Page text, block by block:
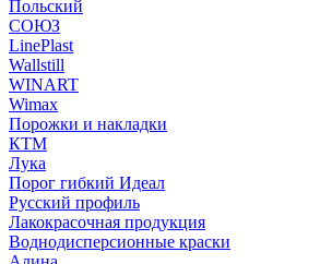
Польский
СОЮЗ
LinePlast
Wallstill
WINART
Wimax
Порожки и накладки
КТМ
Лука
Порог гибкий Идеал
Русский профиль
Лакокрасочная продукция
Воднодисперсионные краски